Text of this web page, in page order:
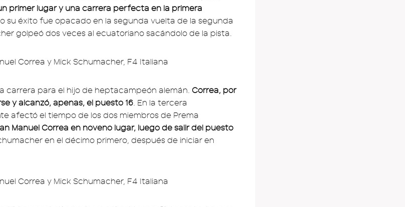
primer lugar y una carrera perfecta en la primera
su éxito fue opacado en la segunda vuelta de la segunda
golpeó dos veces al ecuatoriano sacándolo de la pista.
carrera para el hijo de heptacampeón alemán. Correa, por
y alcanzó, apenas, el puesto 16. En la tercera
afectó el tiempo de los dos miembros de Prema
Manuel Correa en noveno lugar, luego de salir del puesto
en el décimo primero, después de iniciar en